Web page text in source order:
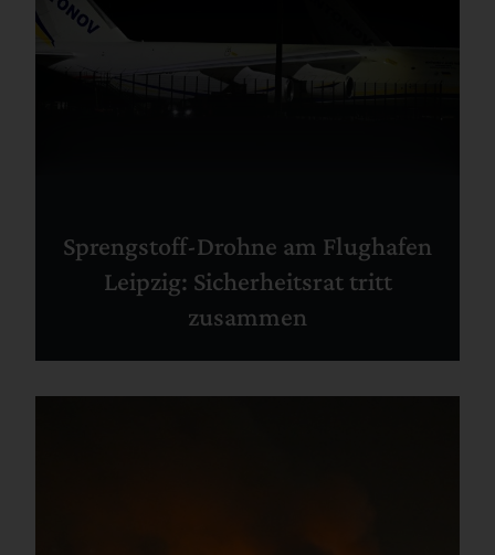
Sprengstoff-Drohne am Flughafen
Leipzig: Sicherheitsrat tritt
zusammen